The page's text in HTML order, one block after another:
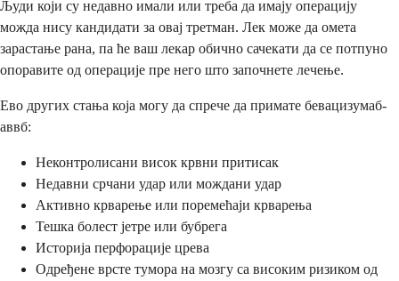
Људи који су недавно имали или треба да имају операцију
можда нису кандидати за овај третман. Лек може да омета
зарастање рана, па ће ваш лекар обично сачекати да се потпуно
опоравите од операције пре него што започнете лечење.
Ево других стања која могу да спрече да примате бевацизумаб-
аввб:
Неконтролисани висок крвни притисак
Недавни срчани удар или мождани удар
Активно крварење или поремећаји крварења
Тешка болест јетре или бубрега
Историја перфорације црева
Одређене врсте тумора на мозгу са високим ризиком од